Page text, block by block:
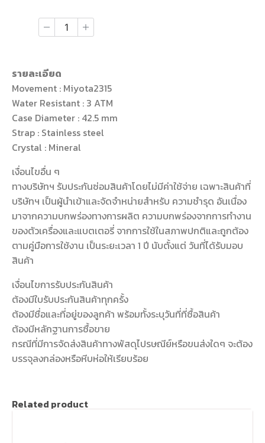
รายละเอียด
Movement : Miyota2315
Water Resistant : 3 ATM
Case Diameter : 42.5 mm
Strap : Stainless steel
Crystal : Mineral
เงื่อนไขอื่น ๆ
ทางบริษัทฯ รับประกันซ่อมสินค้าโดยไม่มีค่าใช้จ่าย เฉพาะสินค้าที่
บริษัทฯ เป็นผู้นำเข้าและจัดจำหน่ายสำหรับ ความชำรุด อันเนื่อง
มาจากความบกพร่องทางการผลิต ความบกพร่องจากการทำงาน
ของตัวเครื่องและแบตเตอรี่ จากการใช้ในสภาพปกติและถูกต้อง
ตามคู่มือการใช้งาน เป็นระยะเวลา 1 ปี นับตั้งแต่ วันที่ได้รับมอบ
สินค้า
เงื่อนไขการรับประกันสินค้า
ต้องมีใบรับประกันสินค้าทุกครั้ง
ต้องมีชื่อและที่อยู่ของลูกค้า พร้อมทั้งระบุวันที่ที่ซื้อสินค้า
ต้องมีหลักฐานการซื้อขาย
กรณีที่มีการจัดส่งสินค้าทางพัสดุไปรษณีย์หรือขนส่งใดๆ จะต้อง
บรรจุลงกล่องหรือหีบห่อให้เรียบร้อย
Related product